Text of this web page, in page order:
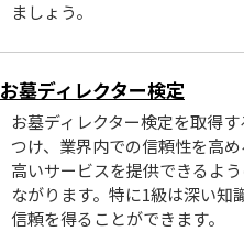
ましょう。
お墓ディレクター検定
お墓ディレクター検定を取得
つけ、業界内での信頼性を高
高いサービスを提供できるよ
ながります。特に1級は深い知
信頼を得ることができます。